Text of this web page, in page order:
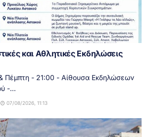
και Αθλητικές Εκδηλώσεις
- 21:00 - Αίθουσα Εκδηλώσεων
-...
07/08/2026, 11:13